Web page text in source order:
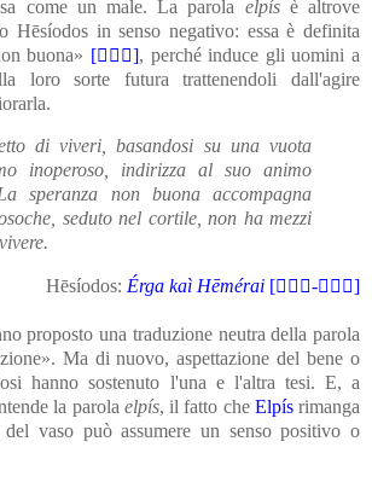
come un male. La parola elpís è altrove
Hēsíodos in senso negativo: essa è definita
buona» [], perché induce gli uomini a
loro sorte futura trattenendoli dall'agire
di viveri, basandosi su una vuota
inoperoso, indirizza al suo animo
speranza non buona accompagna
che, seduto nel cortile, non ha mezzi
Hēsíodos: Érga kaì Hēmérai [-]
proposto una traduzione neutra della parola
Ma di nuovo, aspettazione del bene o
hanno sostenuto l'una e l'altra tesi. E, a
la parola elpís, il fatto che Elpísrimanga
vaso può assumere un senso positivo o